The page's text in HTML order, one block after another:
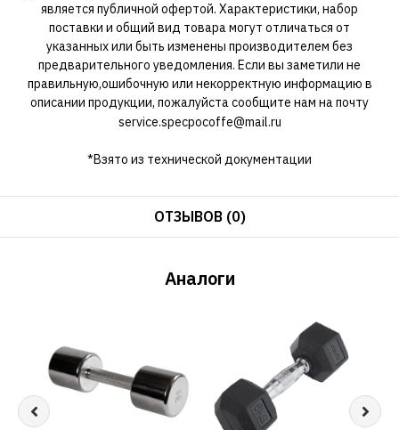
является публичной офертой. Характеристики, набор
поставки и общий вид товара могут отличаться от
указанных или быть изменены производителем без
предварительного уведомления. Если вы заметили не
правильную,ошибочную или некорректную информацию в
описании продукции, пожалуйста сообщите нам на почту
service.specpocoffe@mail.ru
*Взято из технической документации
ОТЗЫВОВ (0)
Аналоги